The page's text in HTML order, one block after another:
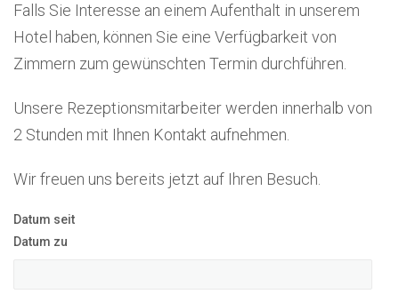
Falls Sie Interesse an einem Aufenthalt in unserem
Hotel haben, können Sie eine Verfügbarkeit von
Zimmern zum gewünschten Termin durchführen.
Unsere Rezeptionsmitarbeiter werden innerhalb von
2 Stunden mit Ihnen Kontakt aufnehmen.
Wir freuen uns bereits jetzt auf Ihren Besuch.
Datum seit
Datum zu